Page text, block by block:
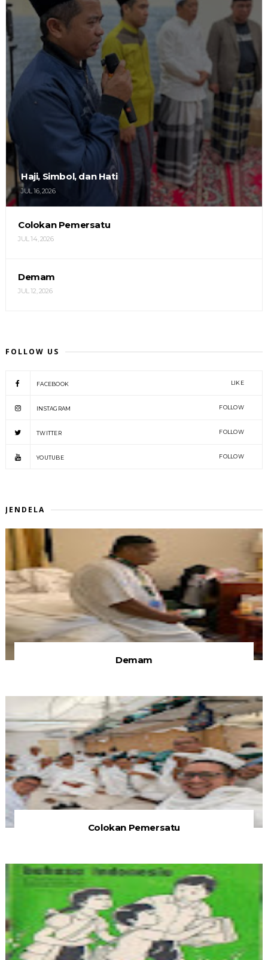
Haji, Simbol, dan Hati
JUL 16, 2026
Colokan Pemersatu
JUL 14, 2026
Demam
JUL 12, 2026
FOLLOW US
FACEBOOK LIKE
INSTAGRAM FOLLOW
TWITTER FOLLOW
YOUTUBE FOLLOW
JENDELA
Demam
Colokan Pemersatu